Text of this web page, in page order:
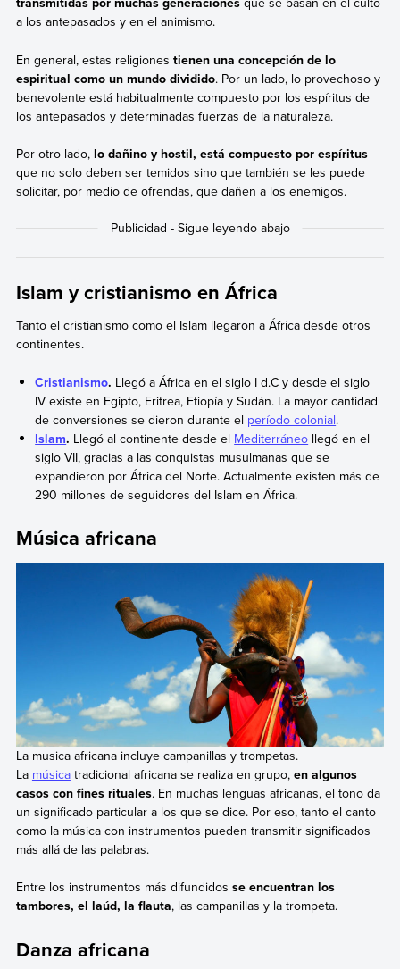
a los antepasados y en el animismo.
En general, estas religiones tienen una concepción de lo
espiritual como un mundo dividido. Por un lado, lo provechoso y
benevolente está habitualmente compuesto por los espíritus de
los antepasados y determinadas fuerzas de la naturaleza.
Por otro lado, lo dañino y hostil, está compuesto por espíritus
que no solo deben ser temidos sino que también se les puede
solicitar, por medio de ofrendas, que dañen a los enemigos.
Islam y cristianismo en África
Tanto el cristianismo como el Islam llegaron a África desde otros
continentes.
Cristianismo. Llegó a África en el siglo I d.C y desde el siglo
IV existe en Egipto, Eritrea, Etiopía y Sudán. La mayor cantidad
de conversiones se dieron durante el período colonial.
Islam. Llegó al continente desde el Mediterráneo llegó en el
siglo VII, gracias a las conquistas musulmanas que se
expandieron por África del Norte. Actualmente existen más de
290 millones de seguidores del Islam en África.
Música africana
La musica africana incluye campanillas y trompetas.
La músicatradicional africana se realiza en grupo,en algunos
casos con fines rituales. En muchas lenguas africanas, el tono da
un significado particular a los que se dice. Por eso, tanto el canto
como la música con instrumentos pueden transmitir significados
más allá de las palabras.
Entre los instrumentos más difundidos se encuentran los
tambores, el laúd, la flauta, las campanillas y la trompeta.
Danza africana